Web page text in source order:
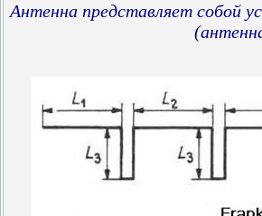
Антенна представляет собой